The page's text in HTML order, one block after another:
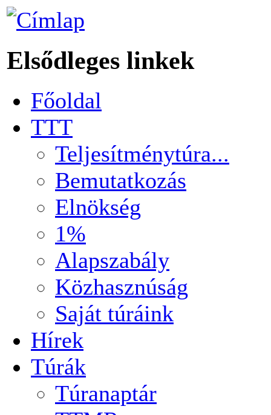
Elsődleges linkek
Főoldal
TTT
Teljesítménytúra...
Bemutatkozás
Elnökség
1%
Alapszabály
Közhasznúság
Saját túráink
Hírek
Túrák
Túranaptár